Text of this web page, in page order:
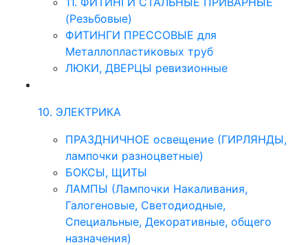
(Резьбовые)
ФИТИНГИ ПРЕССОВЫЕ для
Металлопластиковых труб
ЛЮКИ, ДВЕРЦЫ ревизионные
10. ЭЛЕКТРИКА
ПРАЗДНИЧНОЕ освещение (ГИРЛЯНДЫ,
лампочки разноцветные)
БОКСЫ, ЩИТЫ
ЛАМПЫ (Лампочки Накаливания,
Галогеновые, Светодиодные,
Специальные, Декоративные, общего
назначения)